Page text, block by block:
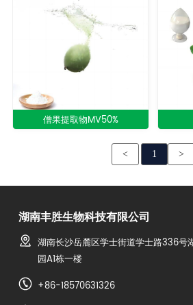
僧果提取物MV50%
< 1 >
湖南丰胜生物科技有限公司
湖南长沙岳麓区学士街道学士路336号
园A1栋一楼
+86-18570631326